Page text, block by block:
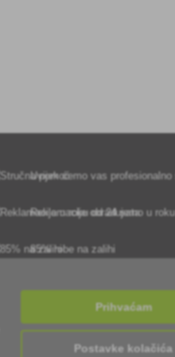
Uvijek ćemo vas
Reklamacije obrađujemo u
85% robe na zalihi
Prihvaćam
Postavke kolačića